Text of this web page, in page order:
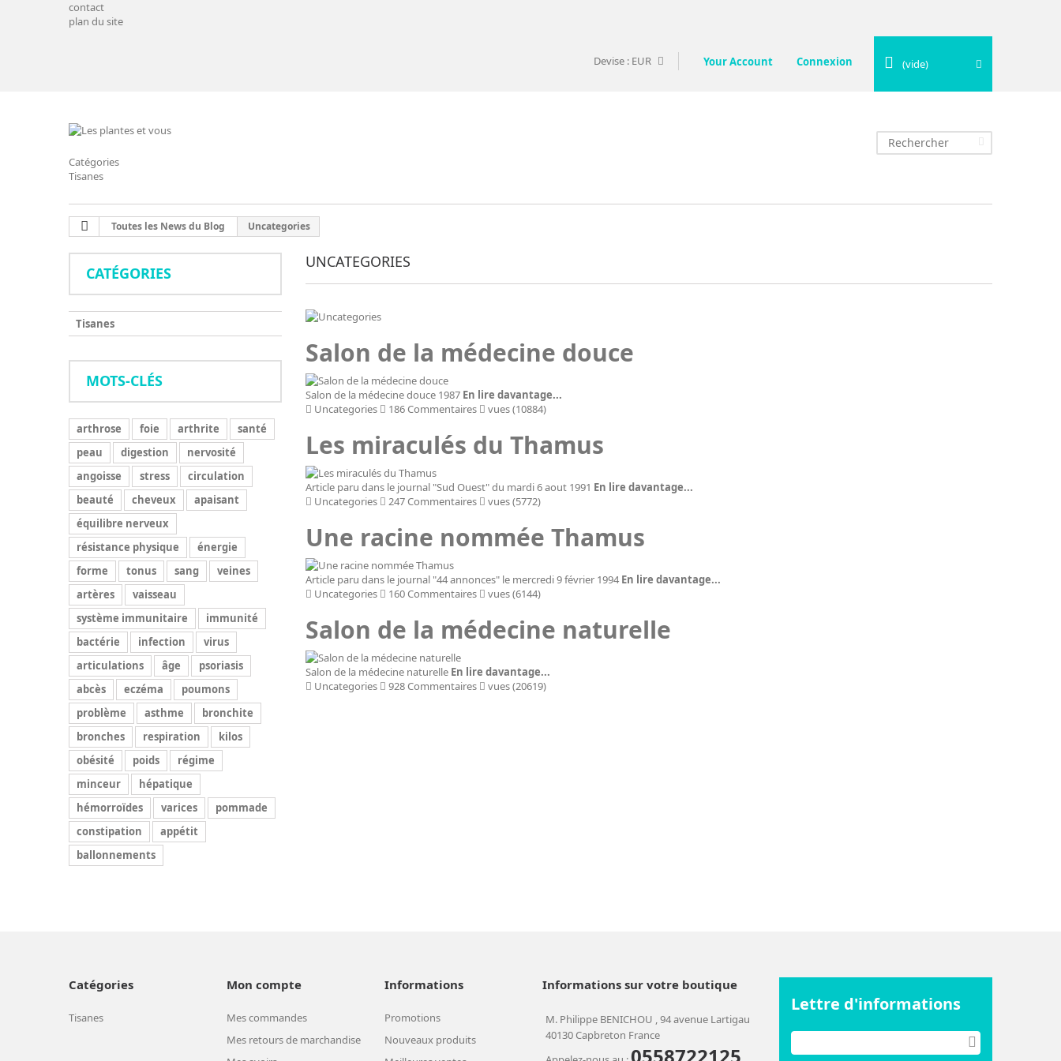
contact
plan du site
(vide)
Connexion
Your Account
Devise : EUR
Catégories
Tisanes
Toutes les News du Blog Uncategories
CATÉGORIES
Tisanes
MOTS-CLÉS
arthrose foie arthrite
santé
peau
digestion
nervosité
angoisse
stress
circulation
beauté
cheveux
apaisant
équilibre nerveux
résistance physique
énergie
forme
tonus sang
veines
artères
vaisseau
système immunitaire
immunité
bactérie
infection
virus
articulations
âge
psoriasis
abcès
eczéma
poumons
problème
asthme
bronchite
bronches
respiration
kilos
obésité
poids
régime
minceur
hépatique
hémorroïdes
varices
pommade
constipation
appétit
ballonnements
UNCATEGORIES
Salon de la médecine douce
Salon de la médecine douce 1987 En lire davantage...
Uncategories
186 Commentaires vues (10884)
Les miraculés du Thamus
Article paru dans le journal "Sud Ouest" du mardi 6 aout 1991 En lire davantage...
Uncategories
247 Commentaires vues (5772)
Une racine nommée Thamus
Article paru dans le journal "44 annonces" le mercredi 9 février 1994 En lire davantage...
Uncategories
160 Commentaires vues (6144)
Salon de la médecine naturelle
Salon de la médecine naturelle En lire davantage...
Uncategories
928 Commentaires vues (20619)
Catégories
Tisanes
Mon compte
Mes commandes
Mes retours de marchandise
Informations
Promotions
Nouveaux produits
Informations sur votre boutique
M. Philippe BENICHOU , 94 avenue Lartigau
40130 Capbreton France
Lettre d'informations